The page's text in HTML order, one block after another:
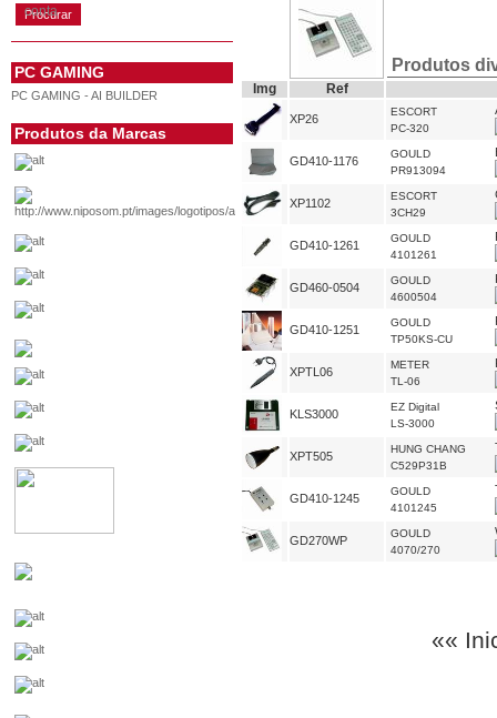
conta
PC GAMING
PC GAMING - AI BUILDER
Produtos da Marcas
Produtos
Img Ref
XP26
ESCORT
PC-320
GD410-1176
GOULD
PR913094
XP1102
ESCORT
3CH29
GD410-1261
GOULD
4101261
GD460-0504
GOULD
4600504
GD410-1251
GOULD
TP50KS-CU
XPTL06
METER
TL-06
KLS3000
EZ Digital
LS-3000
XPT505
HUNG CHANG
C529P31B
GD410-1245
GOULD
4101245
GD270WP
GOULD
4070/270
««